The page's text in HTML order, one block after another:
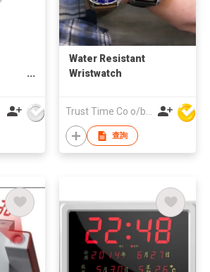
Water Resistant
Wristwatch
Trust Time Co o/b Lead Shine Limited
查詢